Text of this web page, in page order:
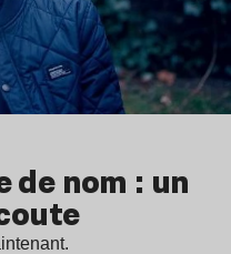
de nom : un